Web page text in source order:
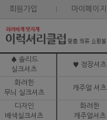
회원가입 마이페이지
♠ 솔리드
실크셔츠
♥ 정장셔츠
화려한
무늬 실크셔츠
캐주얼 셔츠
디자인
배색실크셔츠
화려한
캐주얼셔츠